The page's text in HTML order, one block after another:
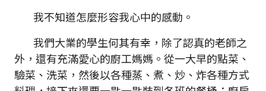
我不知道怎麼形容我心中的感動。
我們大業的學生何其有幸，除了認真的老師之
外，還有充滿愛心的廚工媽媽。從一大早的點菜、
驗菜、洗菜，然後以各種蒸、煮、炒、炸各種方式